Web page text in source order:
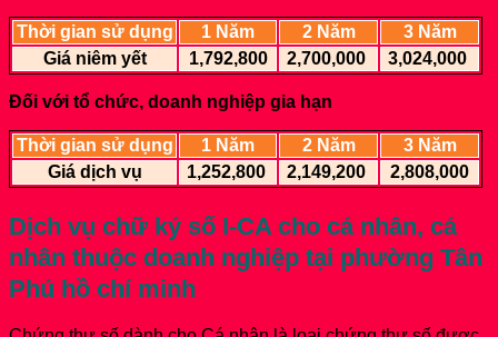
Thời gian sử dụng 1 Năm 2 Năm
3 Năm
Giá niêm yết
1,792,800 2,700,000 3,024,000
Đối với tổ chức, doanh nghiệp gia hạn
Thời gian sử dụng 1 Năm 2 Năm
3 Năm
Giá dịch vụ
1,252,800 2,149,200 2,808,000
Dịch vụ chữ ký số I-CA cho cá nhân, cá
nhân thuộc doanh nghiệp tại phường Tân
Phú hồ chí minh